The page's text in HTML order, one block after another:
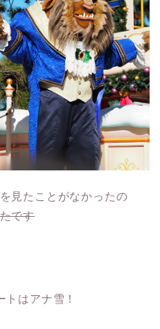
見たことがなかったの
です
はアナ雪！